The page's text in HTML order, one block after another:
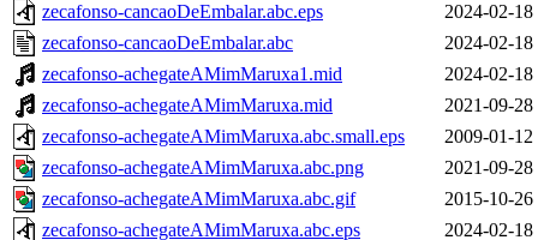
zecafonso-cancaoDeEmbalar.abc.eps
2024-02-18
zecafonso-cancaoDeEmbalar.abc
2024-02-18
zecafonso-achegateAMimMaruxa1.mid
2024-02-18
zecafonso-achegateAMimMaruxa.mid
2021-09-28
zecafonso-achegateAMimMaruxa.abc.small.eps
2009-01-12
zecafonso-achegateAMimMaruxa.abc.png
2021-09-28
zecafonso-achegateAMimMaruxa.abc.gif
2015-10-26
zecafonso-achegateAMimMaruxa.abc.eps
2024-02-18